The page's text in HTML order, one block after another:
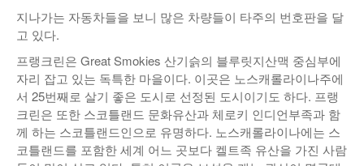
지나가는 자동차들을 보니 많은 차량들이 타주의 번호판을 달
고 있다.
프랭크린은 Great Smokies 산기슭의 블루릿지산맥 중심부에
자리 잡고 있는 독특한 마을이다. 이곳은 노스캐롤라이나주에
서 25번째로 살기 좋은 도시로 선정된 도시이기도 하다. 프랭
크린은 또한 스코틀랜드 문화유산과 체로키 인디언부족과 함
께 하는 스코틀랜드인으로 유명하다. 노스캐롤라이나에는 스
코틀랜드를 포함한 세계 어느 곳보다 켈트족 유산을 가진 사람